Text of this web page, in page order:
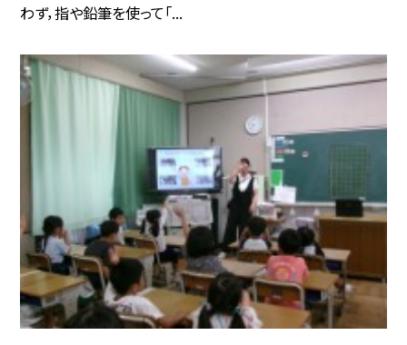
わず，指や鉛筆を使って「...